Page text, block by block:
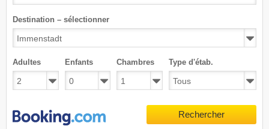
Destination – sélectionner
Adultes Enfants Chambres Type d'étab.
Rechercher